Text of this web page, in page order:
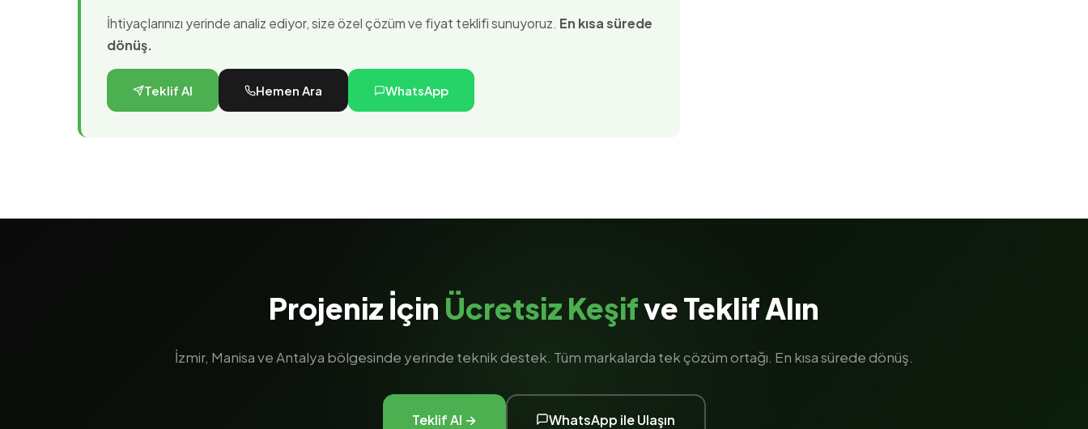
İhtiyaçlarınızı yerinde analiz ediyor, size özel çözüm ve fiyat teklifi sunuyoruz. En kısa sürede
dönüş.
Teklif Al Hemen Ara WhatsApp
Projeniz İçin Ücretsiz Keşifve Teklif Alın
İzmir, Manisa ve Antalya bölgesinde yerinde teknik destek. Tüm markalarda tek çözüm ortağı. En kısa sürede dönüş.
Teklif Al → WhatsApp ile Ulaşın